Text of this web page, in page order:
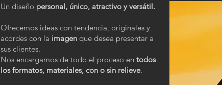
Un diseño personal, único, atractivo y versátil.
Ofrecemos ideas con tendencia, originales y
acordes con la imagen que desea presentar a
sus clientes.
Nos encargamos de todo el proceso en todos
los formatos, materiales, con o sin relieve.